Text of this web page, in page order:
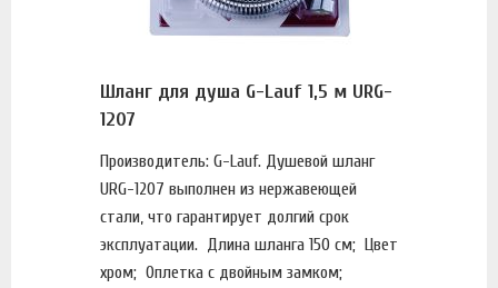
Шланг для душа G-Lauf 1,5 м URG-
1207
Производитель: G-Lauf. Душевой шланг
URG-1207 выполнен из нержавеющей
стали, что гарантирует долгий срок
эксплуатации. Длина шланга 150 см; Цвет
хром; Оплетка с двойным замком;